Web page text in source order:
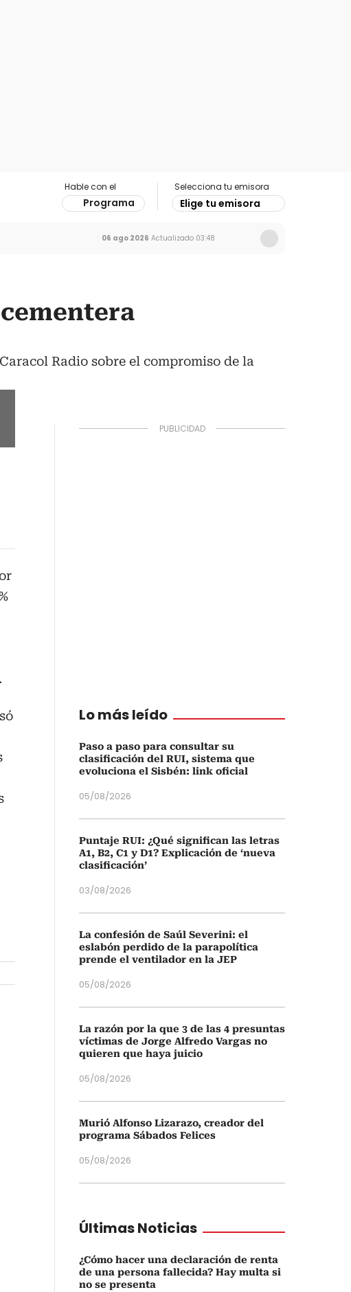
Hable con el
Programa
Selecciona tu emisora
Elige tu emisora
06 ago 2026 Actualizado 03:48
Radio sobre el compromiso de la
Lo más leído
Paso a paso para consultar su
clasificación del RUI, sistema que
evoluciona el Sisbén: link oficial
05/08/2026
Puntaje RUI: ¿Qué significan las letras
A1, B2, C1 y D1? Explicación de ‘nueva
clasificación’
03/08/2026
La confesión de Saúl Severini: el
eslabón perdido de la parapolítica
prende el ventilador en la JEP
05/08/2026
La razón por la que 3 de las 4 presuntas
víctimas de Jorge Alfredo Vargas no
quieren que haya juicio
05/08/2026
Murió Alfonso Lizarazo, creador del
programa Sábados Felices
05/08/2026
Últimas Noticias
¿Cómo hacer una declaración de renta
de una persona fallecida? Hay multa si
no se presenta